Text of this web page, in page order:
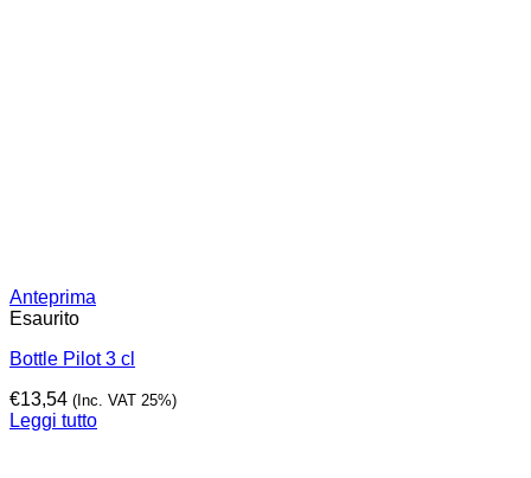
Anteprima
Esaurito
Bottle Pilot 3 cl
€13,54 (Inc. VAT 25%)
Leggi tutto